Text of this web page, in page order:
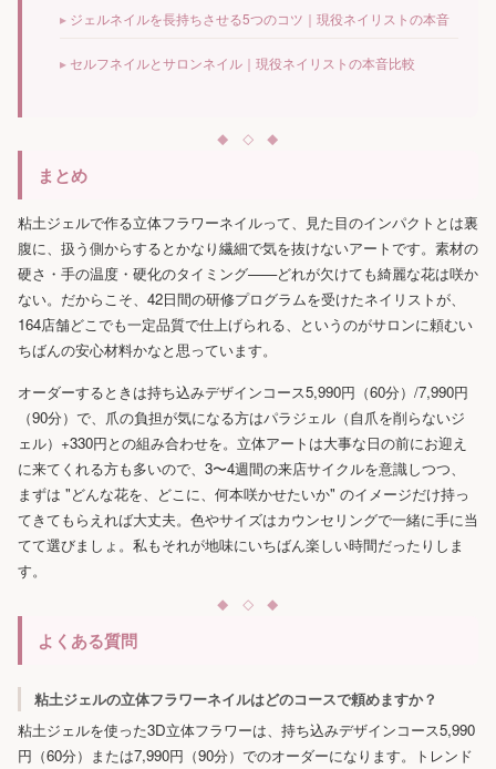
ジェルネイルを長持ちさせる5つのコツ｜現役ネイリストの本音
セルフネイルとサロンネイル｜現役ネイリストの本音比較
まとめ
粘土ジェルで作る立体フラワーネイルって、見た目のインパクトとは裏
腹に、扱う側からするとかなり繊細で気を抜けないアートです。素材の
硬さ・手の温度・硬化のタイミング——どれが欠けても綺麗な花は咲か
ない。だからこそ、42日間の研修プログラムを受けたネイリストが、
164店舗どこでも一定品質で仕上げられる、というのがサロンに頼むい
ちばんの安心材料かなと思っています。
オーダーするときは持ち込みデザインコース5,990円（60分）/7,990円
（90分）で、爪の負担が気になる方はパラジェル（自爪を削らないジ
ェル）+330円との組み合わせを。立体アートは大事な日の前にお迎え
に来てくれる方も多いので、3〜4週間の来店サイクルを意識しつつ、
まずは "どんな花を、どこに、何本咲かせたいか" のイメージだけ持っ
てきてもらえれば大丈夫。色やサイズはカウンセリングで一緒に手に当
てて選びましょ。私もそれが地味にいちばん楽しい時間だったりしま
す。
よくある質問
粘土ジェルの立体フラワーネイルはどのコースで頼めますか？
粘土ジェルを使った3D立体フラワーは、持ち込みデザインコース5,990
円（60分）または7,990円（90分）でのオーダーになります。トレンド